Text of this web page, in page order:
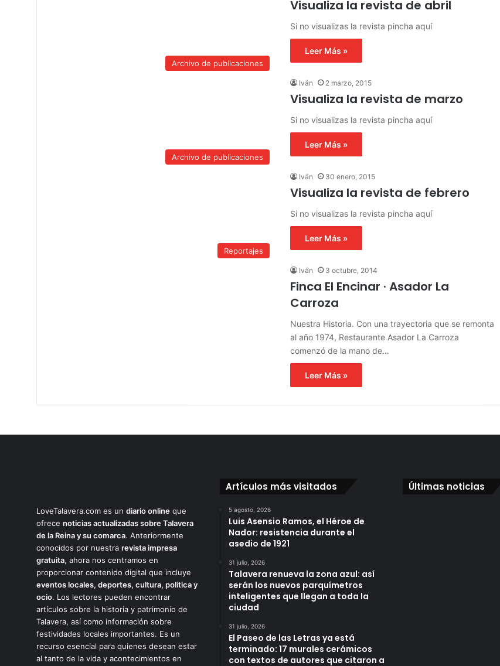
Visualiza la revista de abril
Si no visualizas la revista pincha aquí
Leer Más »
Archivo de publicaciones
Iván 2 marzo, 2015
Visualiza la revista de marzo
Si no visualizas la revista pincha aquí
Leer Más »
Archivo de publicaciones
Iván 30 enero, 2015
Visualiza la revista de febrero
Si no visualizas la revista pincha aquí
Leer Más »
Reportajes
Iván 3 octubre, 2014
Finca El Encinar · Asador La
Carroza
Nuestra Historia. Con una trayectoria que se remonta
al año 1974, Restaurante Asador La Carroza
comenzó de la mano de…
Leer Más »
LoveTalavera.com es un diario online que
ofrece noticias actualizadas sobre Talavera
de la Reina y su comarca. Anteriormente
conocidos por nuestra revista impresa
gratuita, ahora nos centramos en
proporcionar contenido digital que incluye
eventos locales, deportes, cultura, política y
ocio. Los lectores pueden encontrar
artículos sobre la historia y patrimonio de
Talavera, así como información sobre
festividades locales importantes. Es un
recurso esencial para quienes desean estar
al tanto de la vida y acontecimientos en
Artículos más visitados
5 agosto, 2026
Luis Asensio Ramos, el Héroe de
Nador: resistencia durante el
asedio de 1921
31 julio, 2026
Talavera renueva la zona azul: así
serán los nuevos parquímetros
inteligentes que llegan a toda la
ciudad
31 julio, 2026
El Paseo de las Letras ya está
terminado: 17 murales cerámicos
con textos de autores que citaron a
Últimas noticias